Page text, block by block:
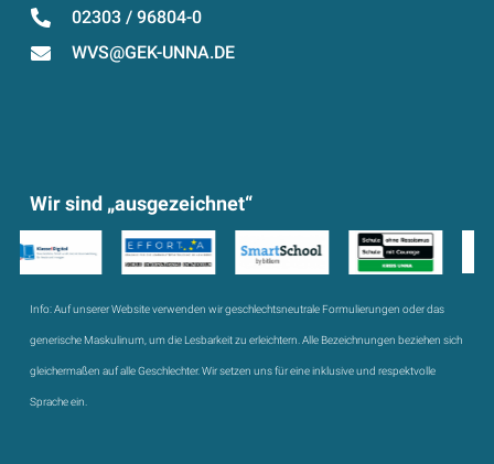
02303 / 96804-0
WVS@GEK-UNNA.DE
Wir sind „ausgezeichnet“
Info:Auf unserer Website verwenden wir geschlechtsneutrale Formulierungen oder das
generische Maskulinum, um die Lesbarkeit zu erleichtern. Alle Bezeichnungen beziehen sich
gleichermaßen auf alle Geschlechter. Wir setzen uns für eine inklusive und respektvolle
Sprache ein.